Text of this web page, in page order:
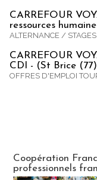
CARREFOUR
ressources
ALTERNANCE /
CARREFOUR
CDI - (St Brice
OFFRES D'EMPLOI
Coopération
professionnels